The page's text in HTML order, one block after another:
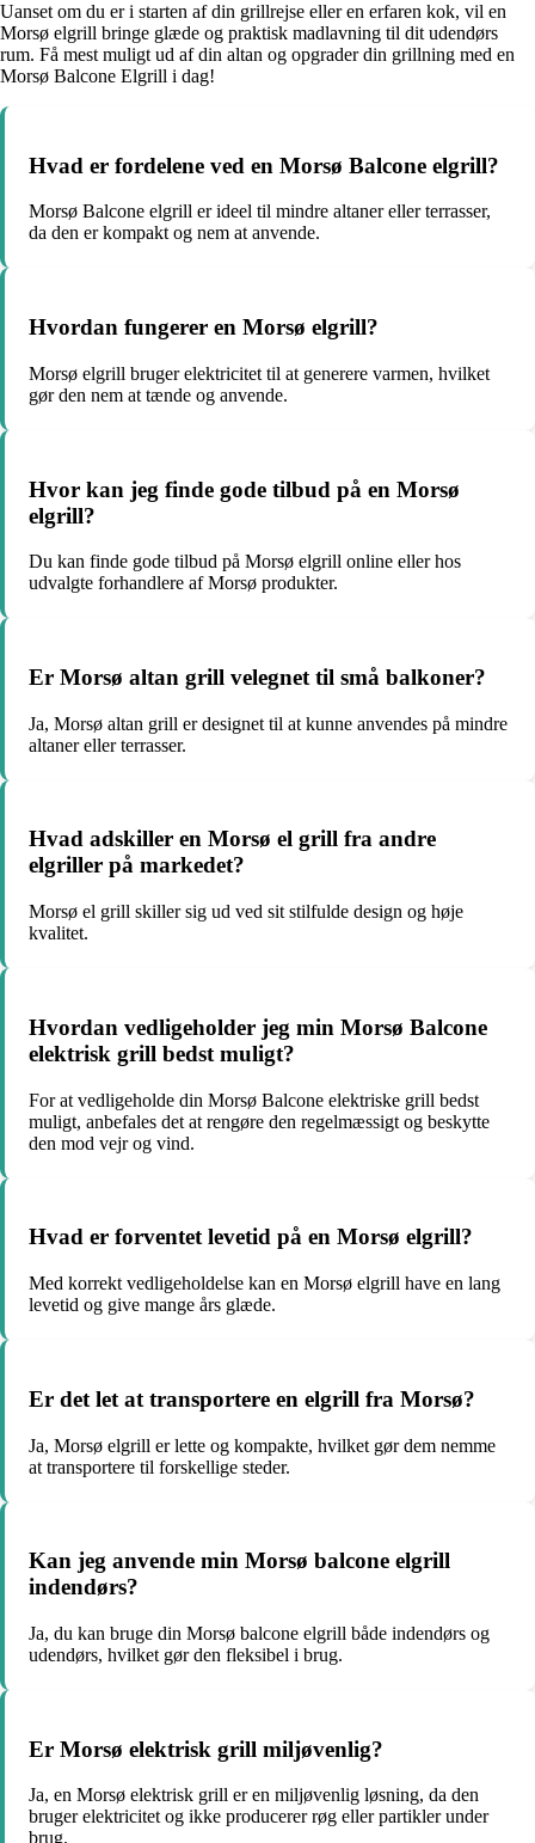
Uanset om du er i starten af din grillrejse eller en erfaren kok, vil en
Morsø elgrill bringe glæde og praktisk madlavning til dit udendørs
rum. Få mest muligt ud af din altan og opgrader din grillning med en
Morsø Balcone Elgrill i dag!
Hvad er fordelene ved en Morsø Balcone elgrill?
Morsø Balcone elgrill er ideel til mindre altaner eller terrasser,
da den er kompakt og nem at anvende.
Hvordan fungerer en Morsø elgrill?
Morsø elgrill bruger elektricitet til at generere varmen, hvilket
gør den nem at tænde og anvende.
Hvor kan jeg finde gode tilbud på en Morsø
elgrill?
Du kan finde gode tilbud på Morsø elgrill online eller hos
udvalgte forhandlere af Morsø produkter.
Er Morsø altan grill velegnet til små balkoner?
Ja, Morsø altan grill er designet til at kunne anvendes på mindre
altaner eller terrasser.
Hvad adskiller en Morsø el grill fra andre
elgriller på markedet?
Morsø el grill skiller sig ud ved sit stilfulde design og høje
kvalitet.
Hvordan vedligeholder jeg min Morsø Balcone
elektrisk grill bedst muligt?
For at vedligeholde din Morsø Balcone elektriske grill bedst
muligt, anbefales det at rengøre den regelmæssigt og beskytte
den mod vejr og vind.
Hvad er forventet levetid på en Morsø elgrill?
Med korrekt vedligeholdelse kan en Morsø elgrill have en lang
levetid og give mange års glæde.
Er det let at transportere en elgrill fra Morsø?
Ja, Morsø elgrill er lette og kompakte, hvilket gør dem nemme
at transportere til forskellige steder.
Kan jeg anvende min Morsø balcone elgrill
indendørs?
Ja, du kan bruge din Morsø balcone elgrill både indendørs og
udendørs, hvilket gør den fleksibel i brug.
Er Morsø elektrisk grill miljøvenlig?
Ja, en Morsø elektrisk grill er en miljøvenlig løsning, da den
bruger elektricitet og ikke producerer røg eller partikler under
brug.